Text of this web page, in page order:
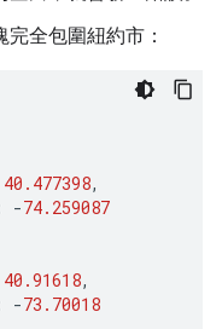
全包圍紐約市：
40.477398,
-74.259087
40.91618,
-73.70018